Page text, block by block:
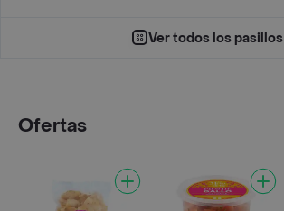
Ver todos los pasillos
Ofertas